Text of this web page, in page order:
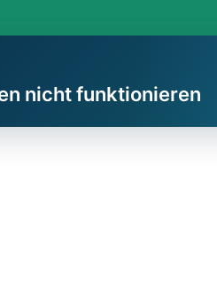
nicht funktionieren